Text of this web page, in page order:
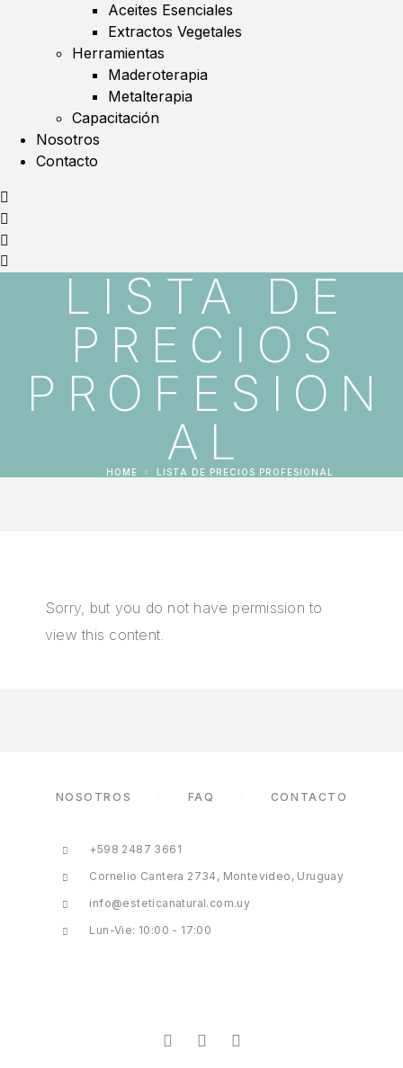
Aceites Esenciales
Extractos Vegetales
Herramientas
Maderoterapia
Metalterapia
Capacitación
Nosotros
Contacto
LISTA DE
PRECIOS
PROFESION
AL
HOME LISTA DE PRECIOS PROFESIONAL
Sorry, but you do not have permission to
view this content.
NOSOTROS FAQ CONTACTO
+598 2487 3661
Cornelio Cantera 2734, Montevideo, Uruguay
info@esteticanatural.com.uy
Lun-Vie: 10:00 - 17:00